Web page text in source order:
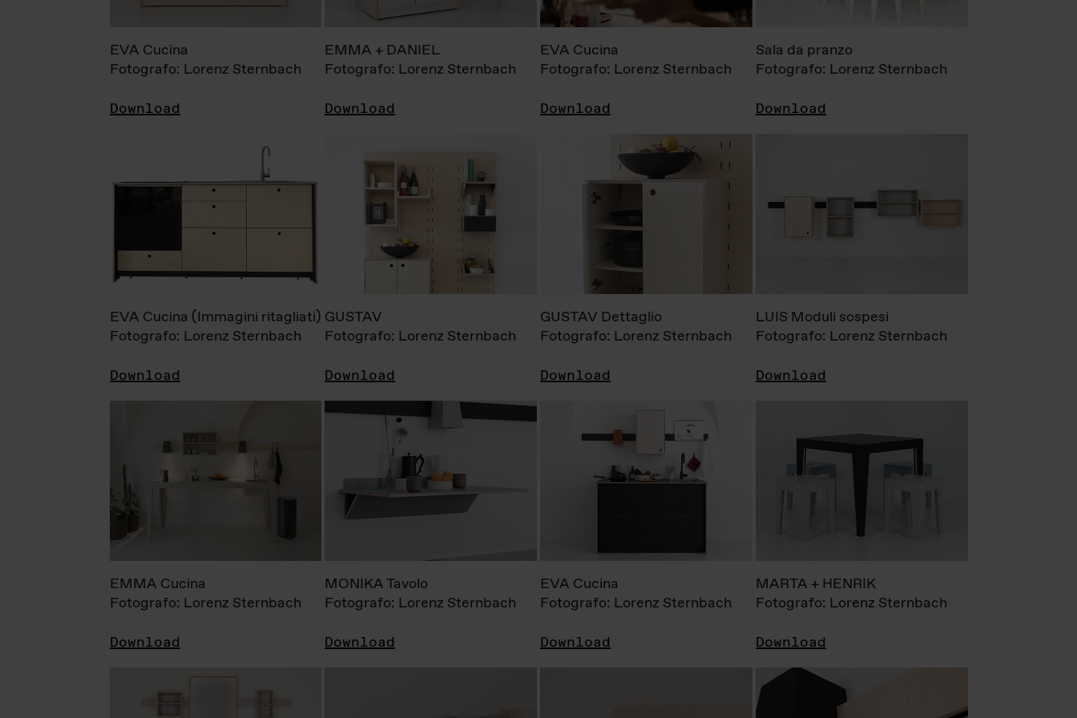
EVA Cucina
Fotografo: Lorenz Sternbach
Download
EMMA + DANIEL
Fotografo: Lorenz Sternbach
Download
EVA Cucina
Fotografo: Lorenz Sternbach
Download
Sala da pranzo
Fotografo: Lorenz Sternbach
Download
EVA Cucina (Immagini ritagliati)
Fotografo: Lorenz Sternbach
Download
GUSTAV
Fotografo: Lorenz Sternbach
Download
GUSTAV Dettaglio
Fotografo: Lorenz Sternbach
Download
LUIS Moduli sospesi
Fotografo: Lorenz Sternbach
Download
EMMA Cucina
Fotografo: Lorenz Sternbach
Download
MONIKA Tavolo
Fotografo: Lorenz Sternbach
Download
EVA Cucina
Fotografo: Lorenz Sternbach
Download
MARTA + HENRIK
Fotografo: Lorenz Sternbach
Download